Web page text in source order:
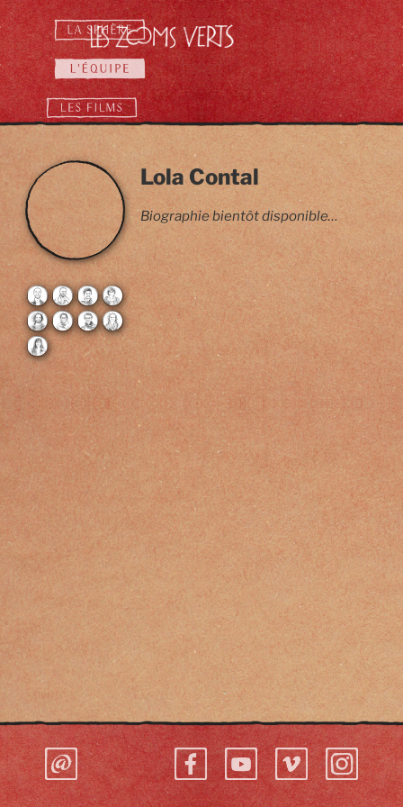
Aller
au
contenu
principal
Distribution
Lola Contal
Distribution
Biographie bientôt disponible…